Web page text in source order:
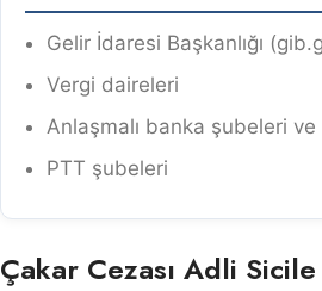
Gelir İdaresi Başkanlığı
Vergi daireleri
Anlaşmalı banka şubeleri ve
PTT şubeleri
Çakar Cezası Adli